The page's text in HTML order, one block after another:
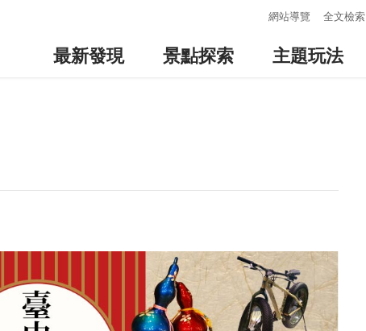
網站導覽 全文檢索
最新發現 景點探索 主題玩法